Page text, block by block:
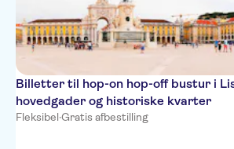
Billetter til hop-on hop-off bustur i
hovedgader og historiske kvarter
Fleksibel·Gratis afbestilling